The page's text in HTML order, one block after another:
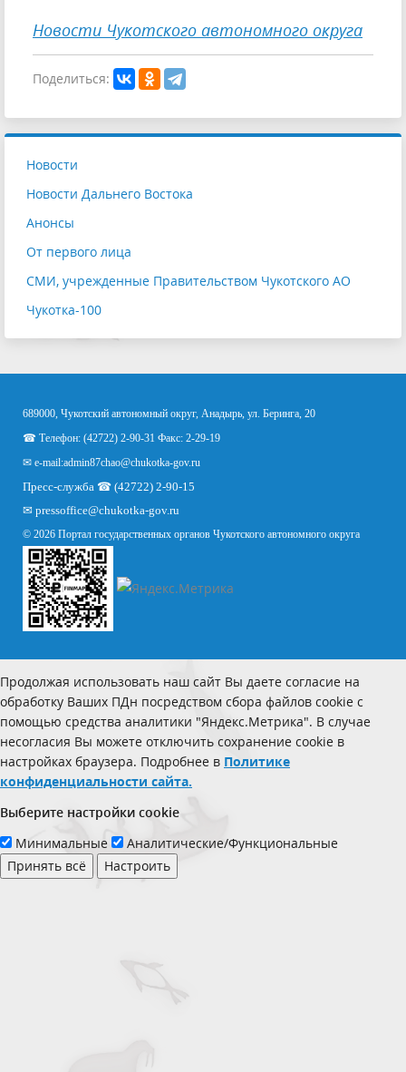
Новости Чукотского автономного округа
Поделиться:
Новости
Новости Дальнего Востока
Анонсы
От первого лица
СМИ, учрежденные Правительством Чукотского АО
Чукотка-100
689000, Чукотский автономный округ, Анадырь, ул. Беринга, 20
☎ Телефон: (42722) 2-90-31 Факс: 2-29-19
✉ e-mail:admin87chao@chukotka-gov.ru
Пресс-служба ☎ (42722) 2-90-15
✉ pressoffice@chukotka-gov.ru
© 2026 Портал государственных органов Чукотского автономного округа
Продолжая использовать наш сайт Вы даете согласие на
обработку Ваших ПДн посредством сбора файлов cookie с
помощью средства аналитики "Яндекс.Метрика". В случае
несогласия Вы можете отключить сохранение cookie в
настройках браузера. Подробнее в Политике
конфиденциальности сайта.
Выберите настройки cookie
Минимальные
Аналитические/Функциональные
Принять всё
Настроить